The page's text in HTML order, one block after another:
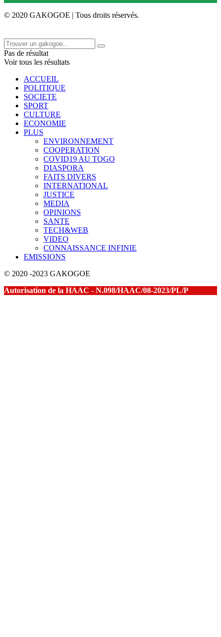
© 2020 GAKOGOE | Tous droits réservés.
Pas de résultat
Voir tous les résultats
ACCUEIL
POLITIQUE
SOCIETE
SPORT
CULTURE
ECONOMIE
PLUS
ENVIRONNEMENT
COOPERATION
COVID19 AU TOGO
DIASPORA
FAITS DIVERS
INTERNATIONAL
JUSTICE
MEDIA
OPINIONS
SANTE
TECH&WEB
VIDEO
CONNAISSANCE INFINIE
EMISSIONS
© 2020 -2023 GAKOGOE
Autorisation de la HAAC - N.098/HAAC/08-2023/PL/P